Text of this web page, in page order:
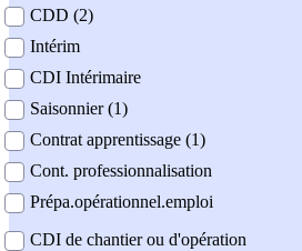
CDD (2)
Intérim
CDI Intérimaire
Saisonnier (1)
Contrat apprentissage (1)
Cont. professionnalisation
Prépa.opérationnel.emploi
CDI de chantier ou d'opération